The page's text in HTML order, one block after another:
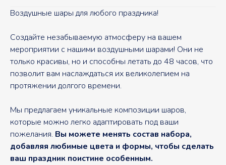
Воздушные шары для любого праздника!
Создайте незабываемую атмосферу на вашем
мероприятии с нашими воздушными шарами! Они не
только красивы, но и способны летать до 48 часов, что
позволит вам наслаждаться их великолепием на
протяжении долгого времени.
Мы предлагаем уникальные композиции шаров,
которые можно легко адаптировать под ваши
пожелания. Вы можете менять состав набора,
добавляя любимые цвета и формы, чтобы сделать
ваш праздник поистине особенным.